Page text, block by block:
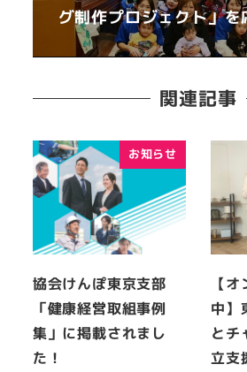
グ制作プロジェクト」
関連記事
お知らせ
協会けんぽ東京支部
「健康経営取組事例
集」に掲載されまし
た！
【
中】
とチ
立支